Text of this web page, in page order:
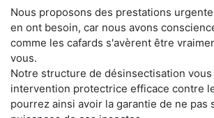
Nous proposons des prestations
en ont besoin, car nous avons
comme les cafards s'avèrent être
vous.
Notre structure de désinsectisation
intervention protectrice efficace contre
pourrez ainsi avoir la garantie de ne pas